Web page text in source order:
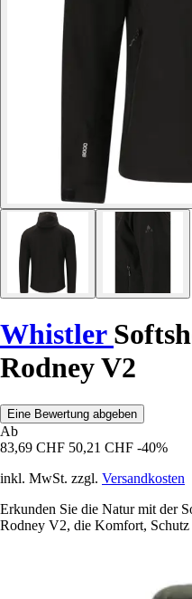
Whistler
Rodney V2
Eine Bewertung abgeben
Ab
83,69 CHF 50,21 CHF -40%
inkl. MwSt. zzgl. Versandkosten
Erkunden Sie die Natur mit der
Rodney V2, die Komfort,